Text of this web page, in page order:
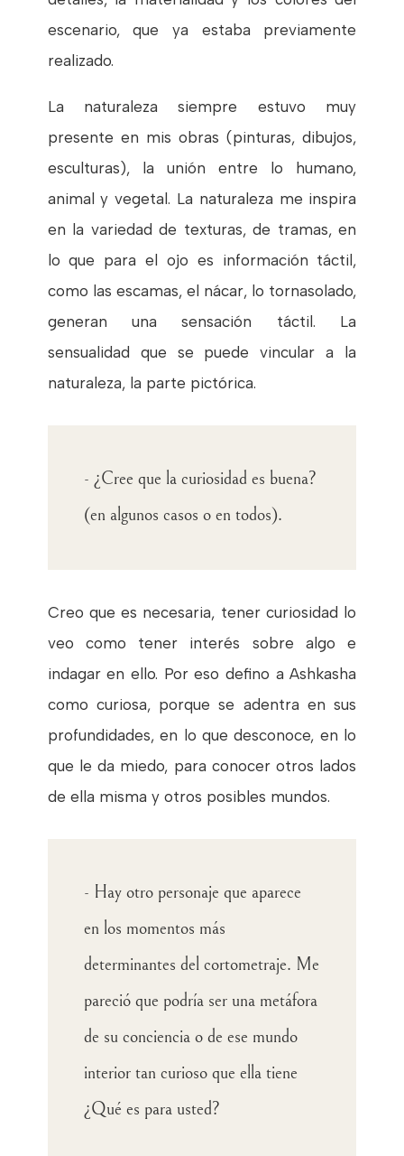
escenario, que ya estaba previamente
realizado.
La naturaleza siempre estuvo muy
presente en mis obras (pinturas, dibujos,
esculturas), la unión entre lo humano,
animal y vegetal. La naturaleza me inspira
en la variedad de texturas, de tramas, en
lo que para el ojo es información táctil,
como las escamas, el nácar, lo tornasolado,
generan una sensación táctil. La
sensualidad que se puede vincular a la
naturaleza, la parte pictórica.
- ¿Cree que la curiosidad es buena?
(en algunos casos o en todos).
Creo que es necesaria, tener curiosidad lo
veo como tener interés sobre algo e
indagar en ello. Por eso defino a Ashkasha
como curiosa, porque se adentra en sus
profundidades, en lo que desconoce, en lo
que le da miedo, para conocer otros lados
de ella misma y otros posibles mundos.
- Hay otro personaje que aparece
en los momentos más
determinantes del cortometraje. Me
pareció que podría ser una metáfora
de su conciencia o de ese mundo
interior tan curioso que ella tiene
¿Qué es para usted?